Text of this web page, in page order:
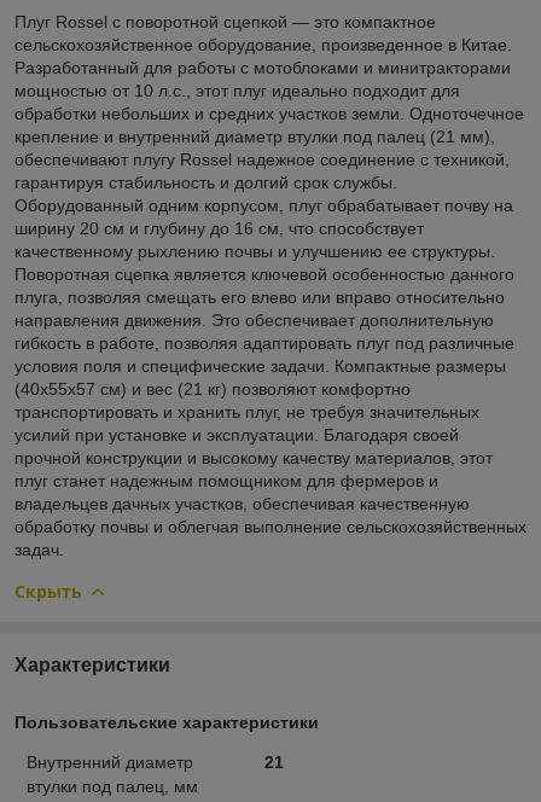
Плуг Rossel с поворотной сцепкой — это компактное
сельскохозяйственное оборудование, произведенное в Китае.
Разработанный для работы с мотоблоками и минитракторами
мощностью от 10 л.с., этот плуг идеально подходит для
обработки небольших и средних участков земли. Одноточечное
крепление и внутренний диаметр втулки под палец (21 мм),
обеспечивают плугу Rossel надежное соединение с техникой,
гарантируя стабильность и долгий срок службы.
Оборудованный одним корпусом, плуг обрабатывает почву на
ширину 20 см и глубину до 16 см, что способствует
качественному рыхлению почвы и улучшению ее структуры.
Поворотная сцепка является ключевой особенностью данного
плуга, позволяя смещать его влево или вправо относительно
направления движения. Это обеспечивает дополнительную
гибкость в работе, позволяя адаптировать плуг под различные
условия поля и специфические задачи. Компактные размеры
(40x55x57 см) и вес (21 кг) позволяют комфортно
транспортировать и хранить плуг, не требуя значительных
усилий при установке и эксплуатации. Благодаря своей
прочной конструкции и высокому качеству материалов, этот
плуг станет надежным помощником для фермеров и
владельцев дачных участков, обеспечивая качественную
обработку почвы и облегчая выполнение сельскохозяйственных
задач.
Скрыть
Характеристики
Пользовательские характеристики
Внутренний диаметр
втулки под палец, мм
21